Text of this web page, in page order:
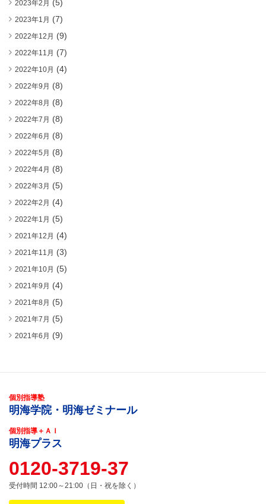
2023年2月 (5)
2023年1月 (7)
2022年12月 (9)
2022年11月 (7)
2022年10月 (4)
2022年9月 (8)
2022年8月 (8)
2022年7月 (8)
2022年6月 (8)
2022年5月 (8)
2022年4月 (8)
2022年3月 (5)
2022年2月 (4)
2022年1月 (5)
2021年12月 (4)
2021年11月 (3)
2021年10月 (5)
2021年9月 (4)
2021年8月 (5)
2021年7月 (5)
2021年6月 (9)
個別指導塾
明海学院・明海ゼミナール
個別指導＋ＡＩ
明海プラス
0120-3719-37
受付時間 12:00～21:00（日・祝を除く）